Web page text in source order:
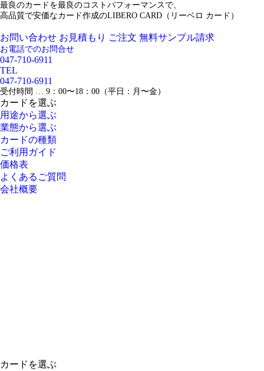
最良のカードを最良のコストパフォーマンスで、
高品質で安価なカード作成のLIBERO CARD（リーベロ カード）
お問い合わせ お見積もり ご注文 無料サンプル請求
お電話でのお問合せ
047-710-6911
TEL
047-710-6911
受付時間 … 9：00〜18：00（平日：月〜金）
カードを選ぶ
用途から選ぶ
業態から選ぶ
カードの種類
ご利用ガイド
価格表
よくあるご質問
会社概要
カードを選ぶ